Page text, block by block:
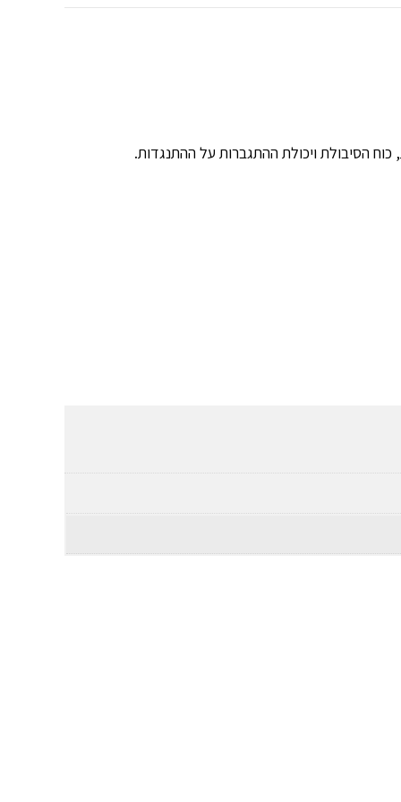
הסיבולת ויכולת ההתגברות על ההתנגדות.